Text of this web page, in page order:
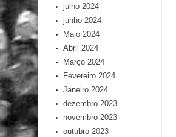
julho 2024
junho 2024
Maio 2024
Abril 2024
Março 2024
Fevereiro 2024
Janeiro 2024
dezembro 2023
novembro 2023
outubro 2023